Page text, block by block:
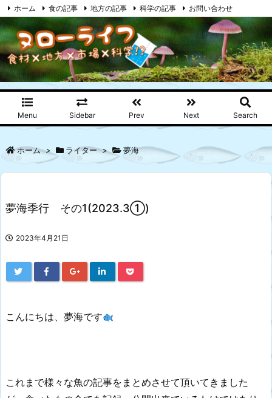
Menu Sidebar Prev Next Search
ホーム 食の記事 地方の記事 科学の記事
お問い合わせ
プライバシーポリシー
RSS Feedly
ホーム > ライター > 夢海
夢海季行 その1(2023.3①)
2023年4月21日
こんにちは、夢海です
これまで様々な魚の記事をまとめさせて頂いてきました